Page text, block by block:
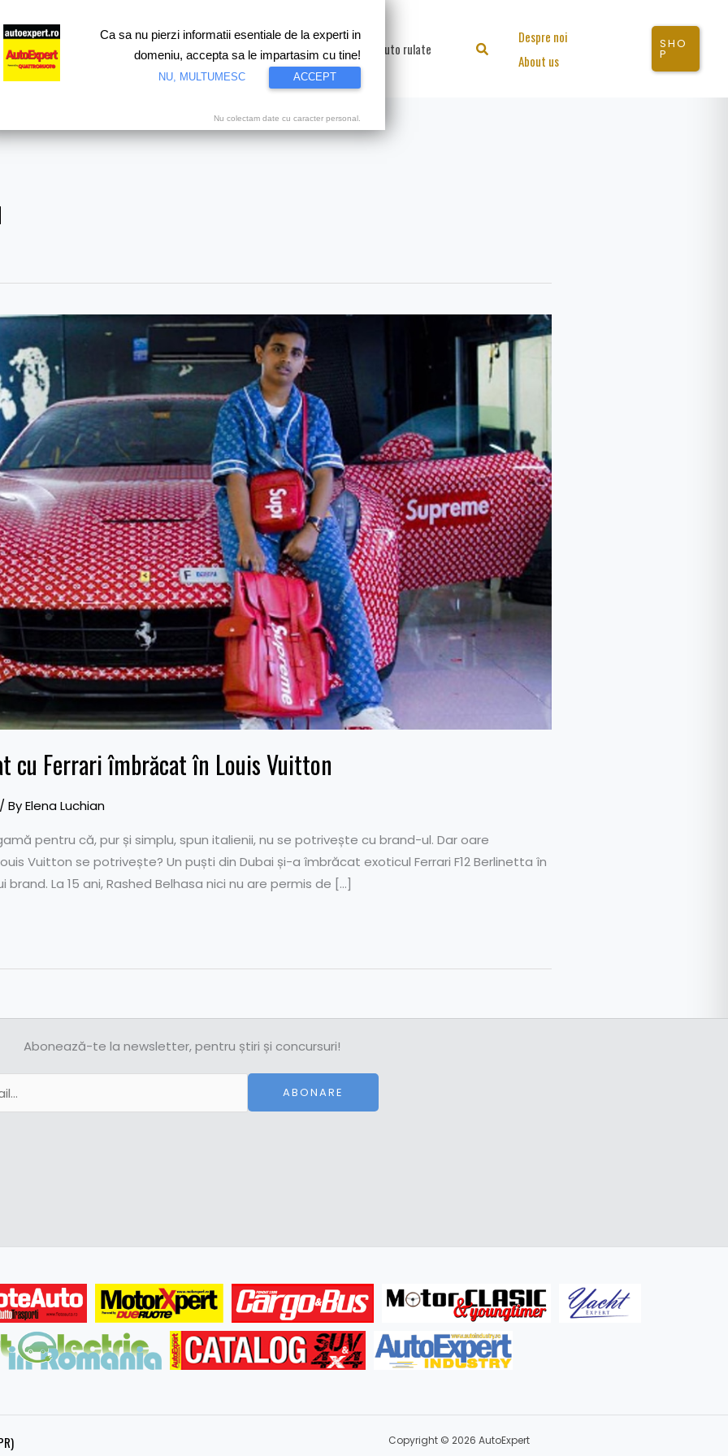
Test drive Motorsport Proiecte speciale Video Auto rulate Search
Despre noi
About us
SHO
P
cu Ferrari îmbrăcat în Louis Vuitton
/ ByElena Luchian
pentru că, pur și simplu, spun italienii, nu se potrivește cu brand-ul. Dar oare
Vuitton se potrivește? Un puști din Dubai și-a îmbrăcat exoticul Ferrari F12 Berlinetta în
La 15 ani, Rashed Belhasa nici nu are permis de […]
Abonează-te la newsletter, pentru știri și concursuri!
ABONARE
Copyright © 2026 AutoExpert
Ca sa nu pierzi informatii esentiale de la experti in
domeniu, accepta sa le impartasim cu tine!
NU, MULTUMESC ACCEPT
Nu colectam date cu caracter personal.